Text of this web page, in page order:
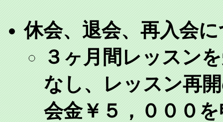
休会、退会、再入会
３ヶ月間レッスン
なし、レッスン再
会金￥５，０００